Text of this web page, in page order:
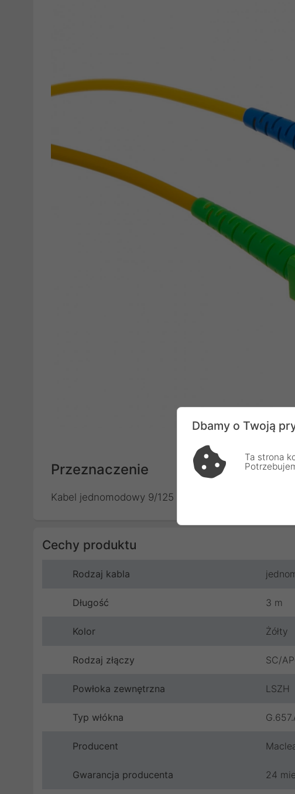
Przeznaczenie
Kabel jednomodowy 9/125 przeznaczony do
Cechy produktu
Rodzaj kabla
Długość 3 m
Kolor Żółty
Rodzaj złączy SC/
Powłoka zewnętrzna LSZH
Typ włókna
Producent
Gwarancja producenta 24
Dbamy o Twoją
Ta strona